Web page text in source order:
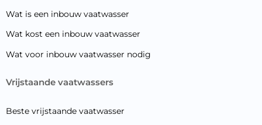
Wat is een inbouw vaatwasser
Wat kost een inbouw vaatwasser
Wat voor inbouw vaatwasser nodig
vrijstaande vaatwassers
Beste vrijstaande vaatwasser